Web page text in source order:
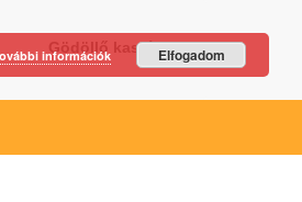
Gödöllő kastély
információk Elfogadom